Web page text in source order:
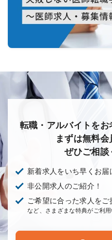
転職・アルバイトを
まずは無料会
ぜひご相談
新着求人をいち早くお届
非公開求人のご紹介！
ご希望に合った求人をご
など、さまざまな特典がご利用